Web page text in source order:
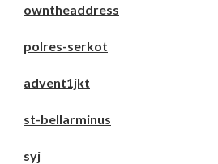
owntheaddress
polres-serkot
advent1jkt
st-bellarminus
syj